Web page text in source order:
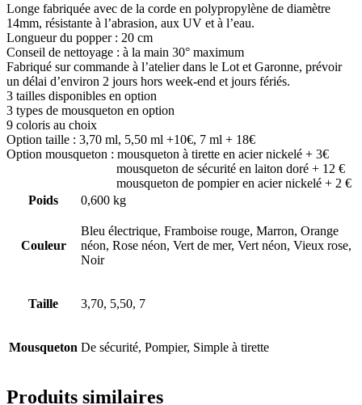
Longe fabriquée avec de la corde en polypropylène de diamètre
14mm, résistante à l’abrasion, aux UV et à l’eau.
Longueur du popper : 20 cm
Conseil de nettoyage : à la main 30° maximum
Fabriqué sur commande à l’atelier dans le Lot et Garonne, prévoir
un délai d’environ 2 jours hors week-end et jours fériés.
3 tailles disponibles en option
3 types de mousqueton en option
9 coloris au choix
Option taille : 3,70 ml, 5,50 ml +10€, 7 ml + 18€
Option mousqueton : mousqueton à tirette en acier nickelé + 3€
mousqueton de sécurité en laiton doré + 12 €
mousqueton de pompier en acier nickelé + 2 €
Poids
0,600 kg
Couleur
Bleu électrique, Framboise rouge, Marron, Orange
néon, Rose néon, Vert de mer, Vert néon, Vieux rose,
Noir
Taille 3,70, 5,50, 7
Mousqueton De sécurité, Pompier, Simple à tirette
Produits similaires